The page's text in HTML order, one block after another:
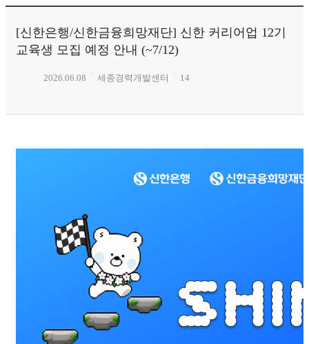
[신한은행/신한금융희망재단] 신한 커리어업 12기
교육생 모집 예정 안내 (~7/12)
2026.06.08 세종경력개발센터 14